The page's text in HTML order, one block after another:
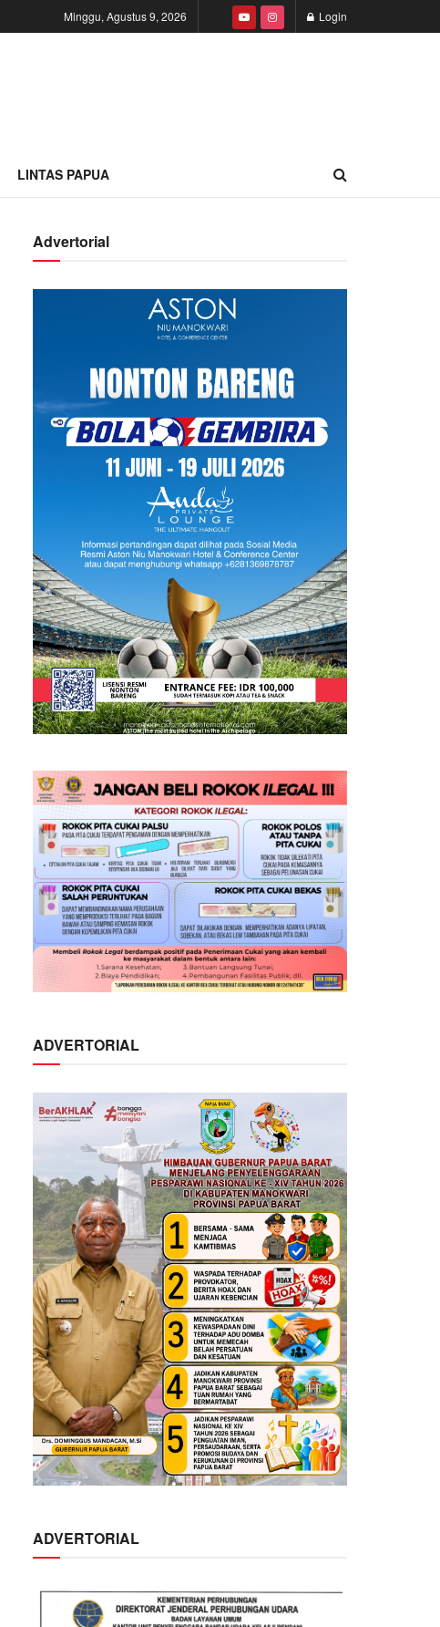
Minggu, Agustus 9, 2026 Login
LINTAS PAPUA
Advertorial
ADVERTORIAL
ADVERTORIAL